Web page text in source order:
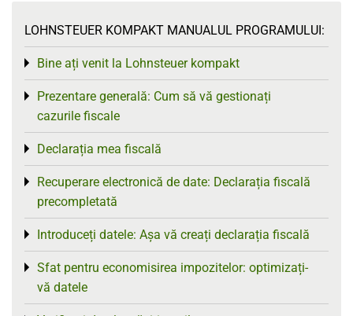
LOHNSTEUER KOMPAKT MANUALUL PROGRAMULUI:
Bine ați venit la Lohnsteuer kompakt
Toggle menu
Prezentare generală: Cum să vă gestionați
cazurile fiscale
Toggle menu
Declarația mea fiscală
Toggle menu
Recuperare electronică de date: Declarația fiscală
precompletată
Toggle menu
Introduceți datele: Așa vă creați declarația fiscală
Toggle menu
Sfat pentru economisirea impozitelor: optimizați-
vă datele
Toggle menu